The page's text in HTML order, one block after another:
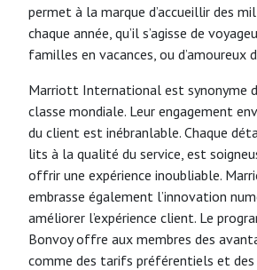
permet à la marque d’accueillir des
chaque année, qu’il s’agisse de
familles en vacances, ou d’amoureux
Marriott International est synonyme
classe mondiale. Leur engagement
du client est inébranlable. Chaque
lits à la qualité du service, est
offrir une expérience inoubliable.
embrasse également l’innovation
améliorer l’expérience client. Le
Bonvoy offre aux membres des
comme des tarifs préférentiels et des